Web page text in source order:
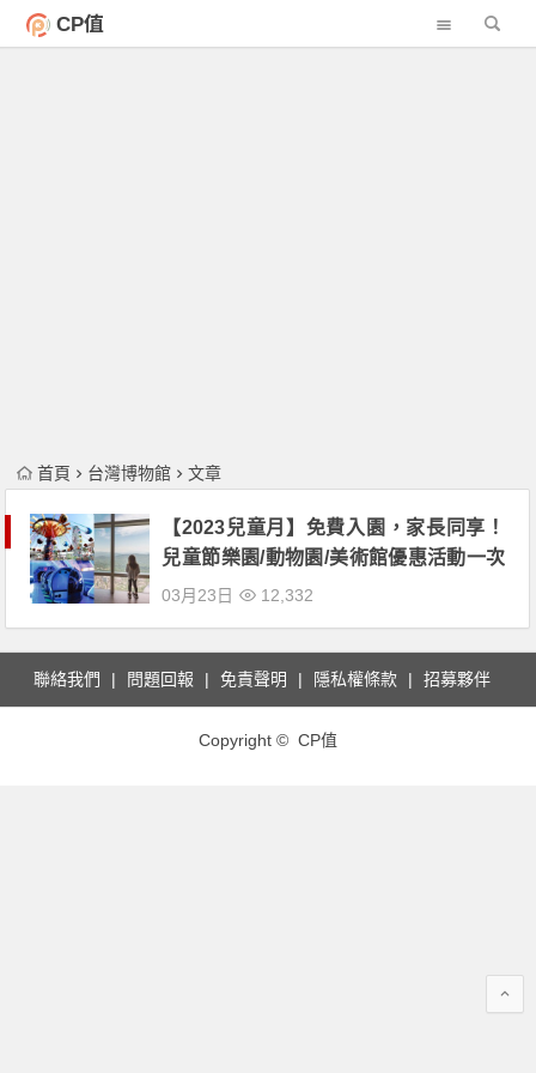
CP值
首頁 台灣博物館 文章
【2023兒童月】免費入園，家長同享！
兒童節樂園/動物園/美術館優惠活動一次
看
03月23日 12,332
聯絡我們 問題回報 免責聲明 隱私權條款 招募夥伴
Copyright © CP值